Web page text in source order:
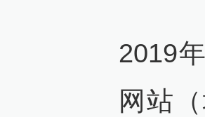
2019
网站